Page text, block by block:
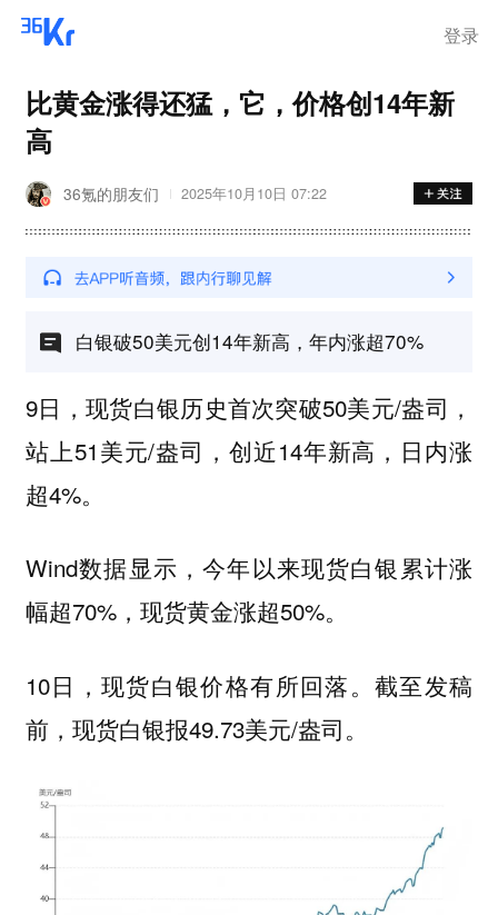
登录
比黄金涨得还猛，它，价格创14年新
高
36氪的朋友们 2025年10月10日 07:22
白银破50美元创14年新高，年内涨超70%
9日，现货白银历史首次突破50美元/盎司，
站上51美元/盎司，创近14年新高，日内涨
超4%。
Wind数据显示，今年以来现货白银累计涨
幅超70%，现货黄金涨超50%。
10日，现货白银价格有所回落。截至发稿
前，现货白银报49.73美元/盎司。